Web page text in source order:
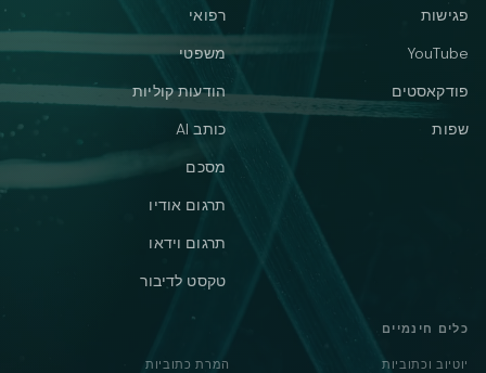
פגישות
YouTube
פודקאסטים
שפות
רפואי
משפטי
הודעות קוליות
כותב AI
מסכם
תרגום אודיו
תרגום וידאו
טקסט לדיבור
כלים חינמיים
יוטיוב וכתוביות המרת כתוביות